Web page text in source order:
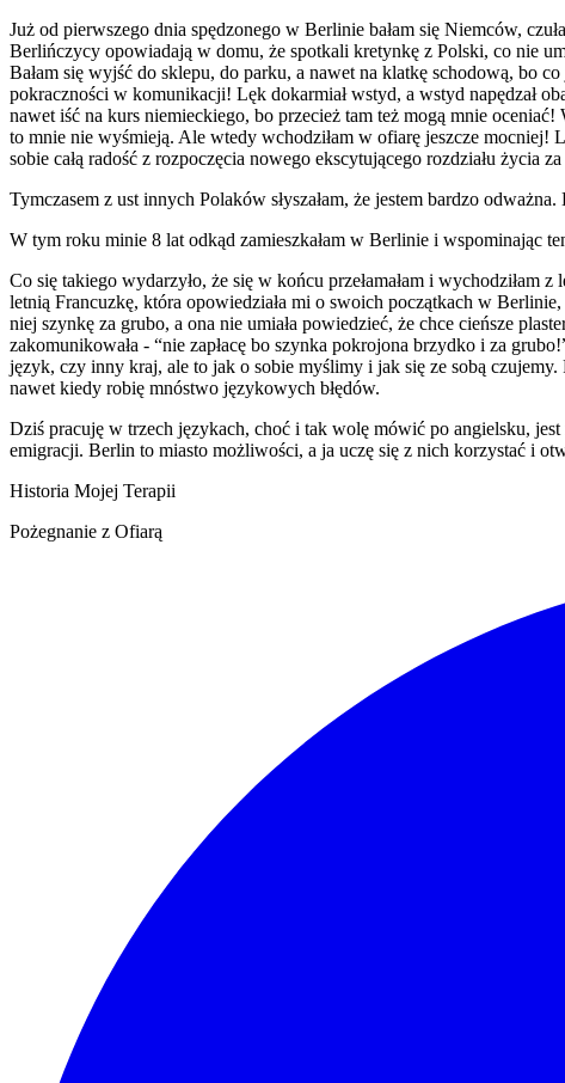
Już od pierwszego dnia spędzonego w Berlinie bałam się Niemców,
Berlińczycy opowiadają w domu, że spotkali kretynkę z Polski, co nie
Bałam się wyjść do sklepu, do parku, a nawet na klatkę schodową, bo
pokraczności w komunikacji! Lęk dokarmiał wstyd, a wstyd napędzał
nawet iść na kurs niemieckiego, bo przecież tam też mogą mnie
to mnie nie wyśmieją. Ale wtedy wchodziłam w ofiarę jeszcze mocniej!
sobie całą radość z rozpoczęcia nowego ekscytującego rozdziału życia
Tymczasem z ust innych Polaków słyszałam, że jestem bardzo
W tym roku minie 8 lat odkąd zamieszkałam w Berlinie i wspominając
Co się takiego wydarzyło, że się w końcu przełamałam i wychodziłam
letnią Francuzkę, która opowiedziała mi o swoich początkach w
niej szynkę za grubo, a ona nie umiała powiedzieć, że chce cieńsze
zakomunikowała - “nie zapłacę bo szynka pokrojona brzydko i za
język, czy inny kraj, ale to jak o sobie myślimy i jak się ze sobą
nawet kiedy robię mnóstwo językowych błędów.
Dziś pracuję w trzech językach, choć i tak wolę mówić po angielsku,
emigracji. Berlin to miasto możliwości, a ja uczę się z nich korzystać i
Historia Mojej Terapii
Pożegnanie z Ofiarą